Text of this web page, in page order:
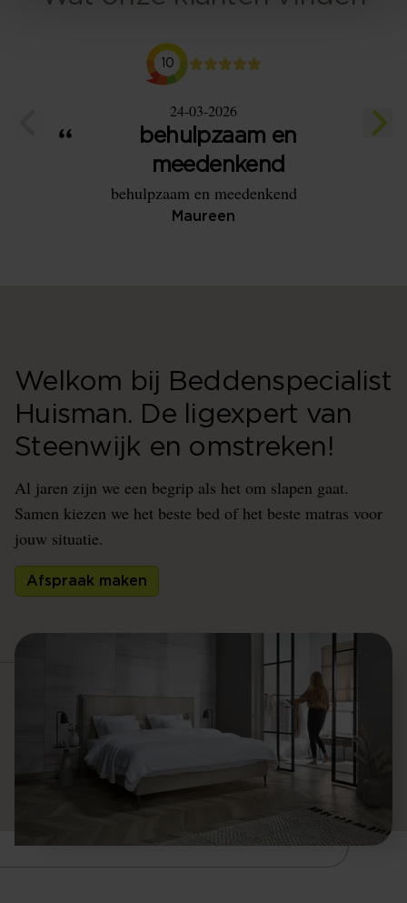
10
24-03-2026
behulpzaam en
meedenkend
behulpzaam en meedenkend
Maureen
Welkom bij Beddenspecialist
Huisman. De ligexpert van
Steenwijk en omstreken!
Al jaren zijn we een begrip als het om slapen gaat.
Samen kiezen we het beste bed of het beste matras voor
jouw situatie.
Afspraak maken